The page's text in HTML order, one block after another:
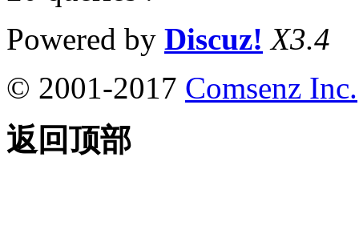
Powered by Discuz! X3.4
© 2001-2017 Comsenz Inc.
返回顶部